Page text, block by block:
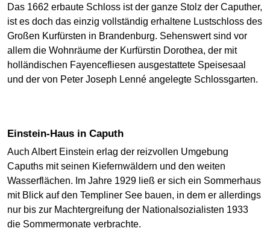
Das 1662 erbaute Schloss ist der ganze Stolz der Caputher,
ist es doch das einzig vollständig erhaltene Lustschloss des
Großen Kurfürsten in Brandenburg. Sehenswert sind vor
allem die Wohnräume der Kurfürstin Dorothea, der mit
holländischen Fayencefliesen ausgestattete Speisesaal
und der von Peter Joseph Lenné angelegte Schlossgarten.
Einstein-Haus in Caputh
Auch Albert Einstein erlag der reizvollen Umgebung
Capuths mit seinen Kiefernwäldern und den weiten
Wasserflächen. Im Jahre 1929 ließ er sich ein Sommerhaus
mit Blick auf den Templiner See bauen, in dem er allerdings
nur bis zur Machtergreifung der Nationalsozialisten 1933
die Sommermonate verbrachte.